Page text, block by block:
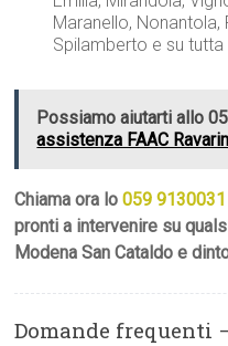
Maranello, Nonantola,
Spilamberto e su tutta
Possiamo aiutarti allo
assistenza FAAC
Chiama ora lo059 9130031
pronti a intervenire su
Modena San Cataldo e
Domande frequenti